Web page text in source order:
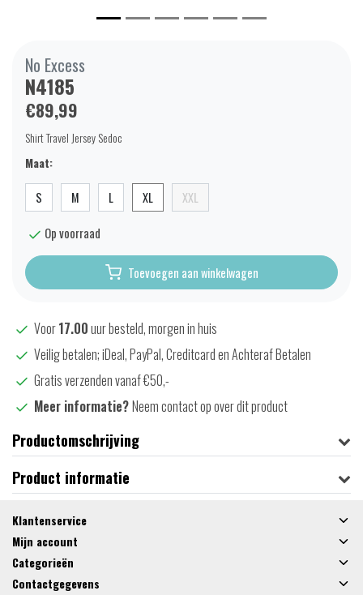
No Excess
N4185
€89,99
Shirt Travel Jersey Sedoc
Maat:
S M L XL XXL
Op voorraad
Toevoegen aan winkelwagen
Voor17.00uur besteld, morgen in huis
Veilig betalen; iDeal, PayPal, Creditcard en Achteraf Betalen
Gratis verzenden vanaf €50,-
Meer informatie?Neem contact op over dit product
Productomschrijving
Product informatie
Klantenservice
Mijn account
Categorieën
Contactgegevens